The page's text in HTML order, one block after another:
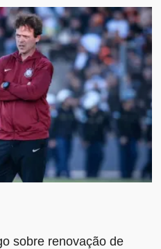
sobre renovação de